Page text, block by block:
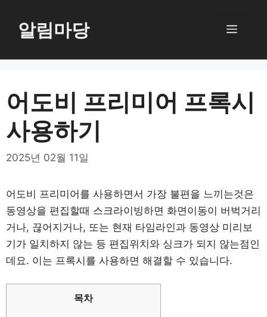
content
알림마당 Menu
어도비 프리미어 프록시
사용하기
2025년 02월 11일
어도비 프리미어를 사용하면서 가장 불편을 느끼는것은
동영상을 편집할때 스크라이빙하면 화면이동이 버벅거리
거나, 끊어지거나, 또는 현재 타임라인과 동영상 미리보
기가 일치하지 않는 등 편집위치와 싱크가 되지 않는점인
데요. 이는 프록시를 사용하면 해결할 수 있습니다.
목차